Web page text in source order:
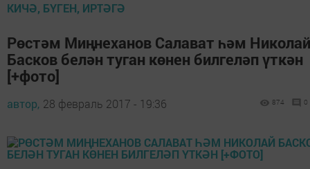
КИЧӘ, БҮГЕН, ИРТӘГӘ
Рөстәм Миңнеханов Салават һәм Николай
Басков белән туган көнен билгеләп үткән
[+фото]
автор, 28 февраль 2017 - 19:36 874 0